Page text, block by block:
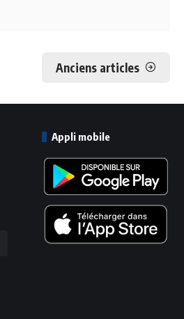
Anciens articles
Appli mobile